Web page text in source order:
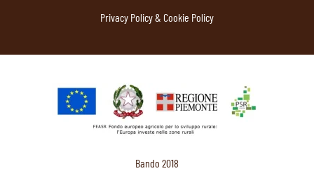
Privacy Policy & Cookie Policy
Bando 2018